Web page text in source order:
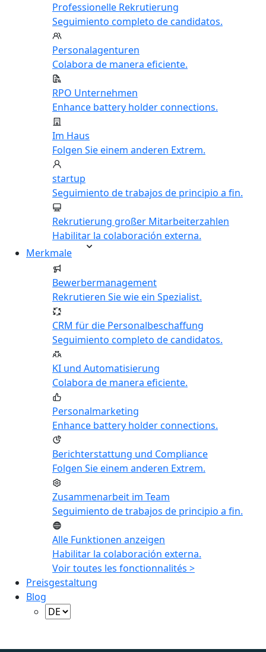
Professionelle Rekrutierung
Seguimiento completo de candidatos.
Personalagenturen
Colabora de manera eficiente.
RPO Unternehmen
Enhance battery holder connections.
Im Haus
Folgen Sie einem anderen Extrem.
startup
Seguimiento de trabajos de principio a fin.
Rekrutierung großer Mitarbeiterzahlen
Habilitar la colaboración externa.
Merkmale
Bewerbermanagement
Rekrutieren Sie wie ein Spezialist.
CRM für die Personalbeschaffung
Seguimiento completo de candidatos.
KI und Automatisierung
Colabora de manera eficiente.
Personalmarketing
Enhance battery holder connections.
Berichterstattung und Compliance
Folgen Sie einem anderen Extrem.
Zusammenarbeit im Team
Seguimiento de trabajos de principio a fin.
Alle Funktionen anzeigen
Habilitar la colaboración externa.
Voir toutes les fonctionnalités >
Preisgestaltung
Blog